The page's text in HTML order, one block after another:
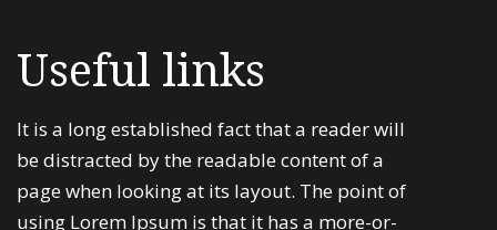
Useful links
It is a long established fact that a reader will
be distracted by the readable content of a
page when looking at its layout. The point of
using Lorem Ipsum is that it has a more-or-